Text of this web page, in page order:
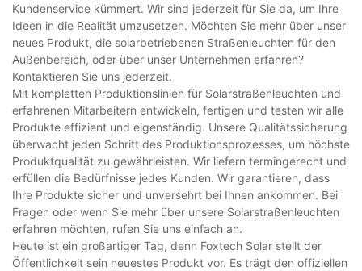
Kundenservice kümmert. Wir sind jederzeit für Sie da, um Ihre
Ideen in die Realität umzusetzen. Möchten Sie mehr über unser
neues Produkt, die solarbetriebenen Straßenleuchten für den
Außenbereich, oder über unser Unternehmen erfahren?
Kontaktieren Sie uns jederzeit.
Mit kompletten Produktionslinien für Solarstraßenleuchten und
erfahrenen Mitarbeitern entwickeln, fertigen und testen wir alle
Produkte effizient und eigenständig. Unsere Qualitätssicherung
überwacht jeden Schritt des Produktionsprozesses, um höchste
Produktqualität zu gewährleisten. Wir liefern termingerecht und
erfüllen die Bedürfnisse jedes Kunden. Wir garantieren, dass
Ihre Produkte sicher und unversehrt bei Ihnen ankommen. Bei
Fragen oder wenn Sie mehr über unsere Solarstraßenleuchten
erfahren möchten, rufen Sie uns einfach an.
Heute ist ein großartiger Tag, denn Foxtech Solar stellt der
Öffentlichkeit sein neuestes Produkt vor. Es trägt den offiziellen